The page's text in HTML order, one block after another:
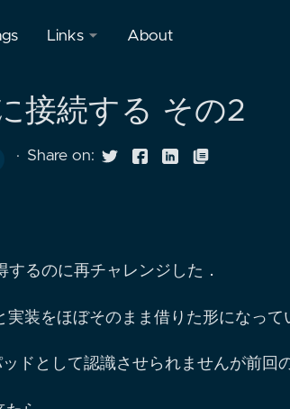
Links
Stream
About
接続する その2
· Share on:
るのに再チャレンジした．
装をほぼそのまま借りた形になって
ドとして認識させられませんが前回